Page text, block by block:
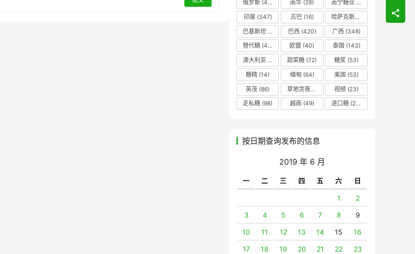
俄罗斯 (43) 南华 (28) 南宁糖业
印度(347) 古巴(16) 哈萨克斯坦
巴基斯坦
巴西(420) 广西 (348)
替代糖 (48) 欧盟 (40) 泰国 (143)
澳大利亚
甜菜糖 (72) 糖浆 (53)
糖精 (14) 缅甸 (64) 美国 (53)
英茂 (86) 草地贪夜蛾 视频 (23)
走私糖 (98) 越南(49) 进口糖 (236)
按日期查询发布的信息
2019 年 6 月
一 二 三 四 五 六 日
1 2
3 4 5 6 7 8 9
10 11 12 13 14 15 16
17 18 19 20 21 22 23